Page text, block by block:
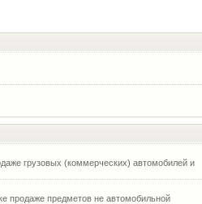
грузовых (коммерческих) автомобилей и
продаже предметов не автомобильной